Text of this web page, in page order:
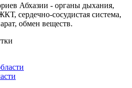
Абхазии - органы дыхания,
сердечно-сосудистая система,
обмен веществ.